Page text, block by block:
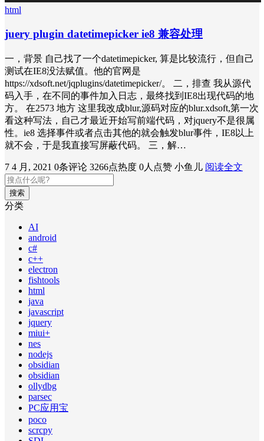
html
juery plugin datetimepicker ie8 兼容处理
一，背景 自己找了一个datetimepicker, 算是比较流行，但自己
测试在IE8没法赋值。他的官网是
https://xdsoft.net/jqplugins/datetimepicker/。 二，排查 我从源代
码入手，在不同的事件加入日志，最终找到IE8出现代码的地
方。 在2573 地方 这里我改成blur,源码对应的blur.xdsoft,第一次
看这种写法，自己才最近开始写前端代码，对jquery不是很属
性。ie8 选择事件或者点击其他的就会触发blur事件，IE8以上
就不会，于是我直接写屏蔽代码。 三，解…
7 4 月, 2021 0条评论 3266点热度 0人点赞 小鱼儿 阅读全文
搜索
分类
AI
android
c#
c++
electron
fishtools
html
java
javascript
jquery
miui+
nes
nodejs
obsidian
obsidian
ollydbg
parsec
PC应用宝
poco
scrcpy